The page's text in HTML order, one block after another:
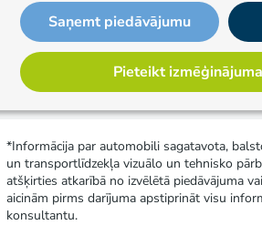
Saņemt piedāvājumu
Pieteikt
*Informācija par automobili sagatavota,
un transportlīdzekļa vizuālo un tehnisko
atšķirties atkarībā no izvēlētā piedāvājuma
aicinām pirms darījuma apstiprināt visu
konsultantu.